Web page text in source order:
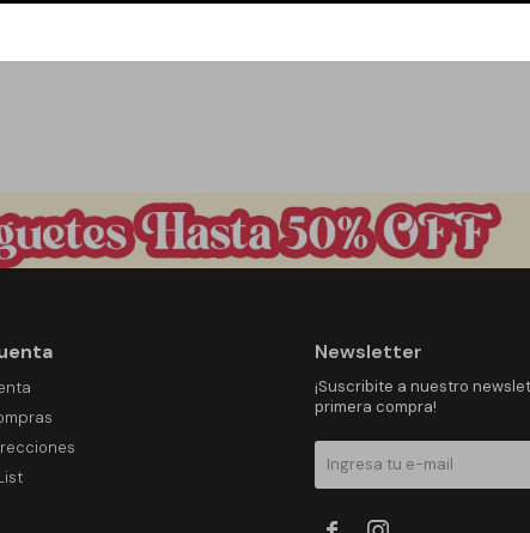
Newsletter
¡Suscribite a nuestro
primera compra!